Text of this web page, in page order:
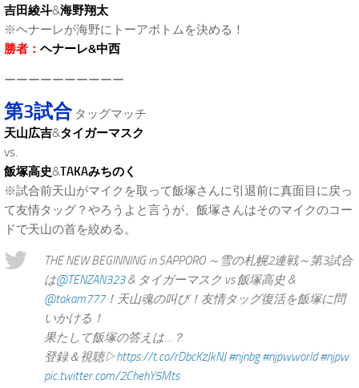
吉田綾斗&海野翔太
※ヘナーレが海野にトーアボトムを決める！
勝者： ヘナーレ&中西
ーーーーーーーーーー
第3試合タッグマッチ
天山広吉&タイガーマスク
vs.
飯塚高史&TAKAみちのく
※試合前天山がマイクを取って飯塚さんに引退前に真面目に戻っ
て友情タッグ？やろうよと言うが、飯塚さんはそのマイクのコー
ドで天山の首を絞める。
THE NEW BEGINNING in SAPPORO ～雪の札幌2連戦～第3試合
は@TENZAN323& タイガーマスク vs 飯塚高史 &
@takam777！天山魂の叫び！友情タッグ復活を飯塚に問
いかける！
果たして飯塚の答えは…？
登録＆視聴▷https://t.co/rDbcKzJkNJ #njnbg #njpwworld #njpw
pic.twitter.com/2ChehY5Mts